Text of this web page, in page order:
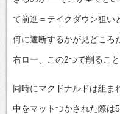
て前進＝テイクダウン狙い
何に遮断するかが見どころ
右ロー、この2つで削ること
同時にマクドナルドは組ま
中をマットつかされた際は